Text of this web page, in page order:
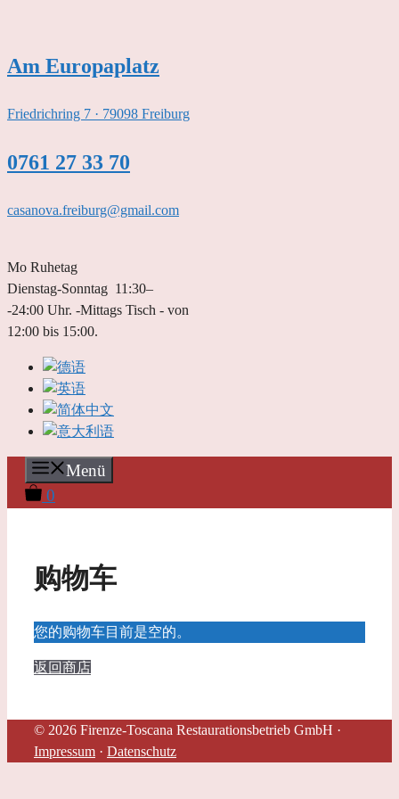
内
容
Am Europaplatz
Friedrichring 7 · 79098 Freiburg
0761 27 33 70
casanova.freiburg@gmail.com
Mo Ruhetag
Dienstag-Sonntag 11:30–
-24:00 Uhr. -Mittags Tisch - von
12:00 bis 15:00.
Menü
0
购物车
您的购物车目前是空的。
返回商店
© 2026 Firenze-Toscana Restaurationsbetrieb GmbH ·
Impressum · Datenschutz